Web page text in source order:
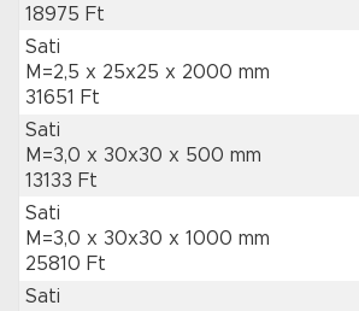
18975 Ft
Sati
M=2,5 x 25x25 x 2000 mm
31651 Ft
Sati
M=3,0 x 30x30 x 500 mm
13133 Ft
Sati
M=3,0 x 30x30 x 1000 mm
25810 Ft
Sati